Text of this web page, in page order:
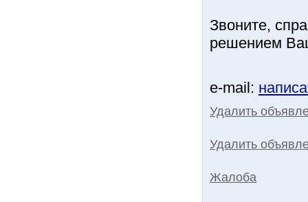
Звоните,
решением
e-mail:
Удалить
Удалить
Жалоба